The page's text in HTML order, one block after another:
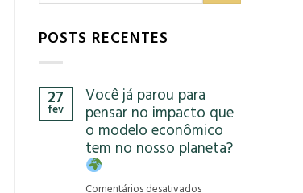
POSTS RECENTES
27
fev
Você já parou para
pensar no impacto que
o modelo econômico
tem no nosso planeta?
Comentários desativadosem